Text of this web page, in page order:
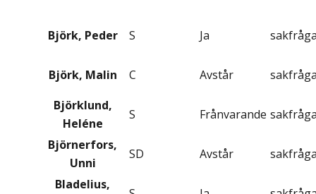
Björk, Peder S Ja
Björk, Malin C Avstår
Björklund,
Heléne
S Frånvarande
Björnerfors,
Unni
SD Avstår
Bladelius,